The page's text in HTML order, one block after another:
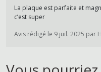
La plaque est parfaite et
c’est super
Avis rédigé le 9 juil. 2025 par